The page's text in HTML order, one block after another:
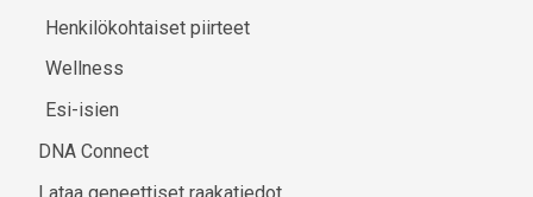
Henkilökohtaiset piirteet
Wellness
Esi-isien
DNA Connect
Lataa geneettiset raakatiedot